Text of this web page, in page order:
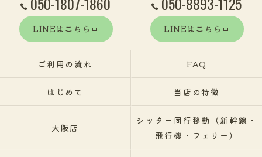
LINEはこちら LINEはこちら
ご利用の流れ FAQ
はじめて 当店の特徴
大阪店
シッター同行移動（新幹線・
飛行機・フェリー）